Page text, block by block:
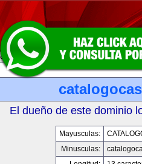
El dueño de este dominio
Mayusculas:
Minusculas: